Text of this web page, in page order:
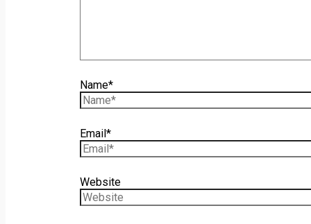
Name*
Email*
Website